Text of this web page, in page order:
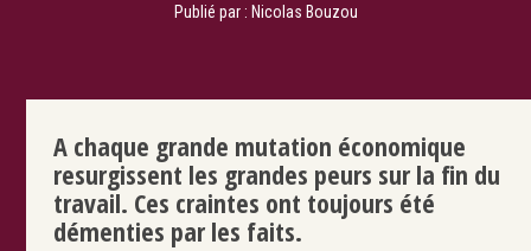
Publié par : Nicolas Bouzou
A chaque grande mutation économique
resurgissent les grandes peurs sur la fin du
travail. Ces craintes ont toujours été
démenties par les faits.